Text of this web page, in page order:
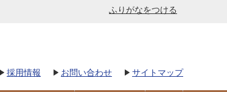
ふりがなをつける
採用情報 お問い合わせ サイトマップ